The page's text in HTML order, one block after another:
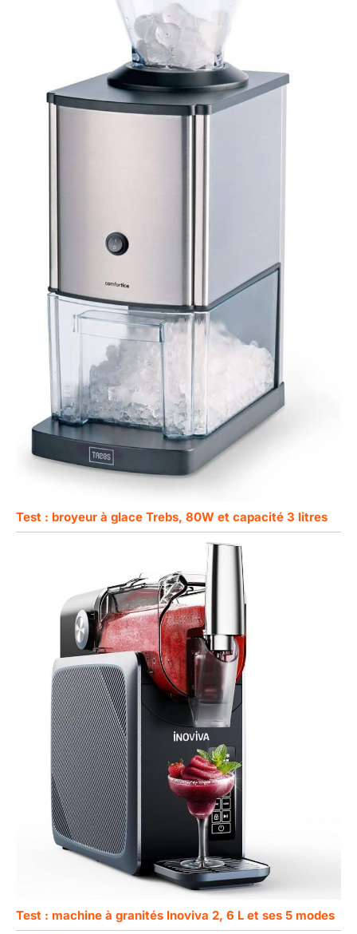
Test : broyeur à glace Trebs, 80W et capacité 3 litres
Test : machine à granités Inoviva 2, 6 L et ses 5 modes